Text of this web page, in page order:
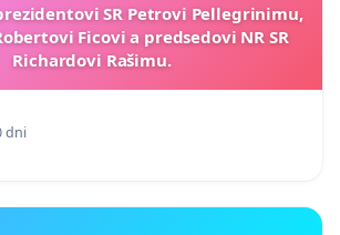
SR Petrovi Pellegrinimu,
Ficovi a predsedovi NR SR
Richardovi Rašimu.
dni